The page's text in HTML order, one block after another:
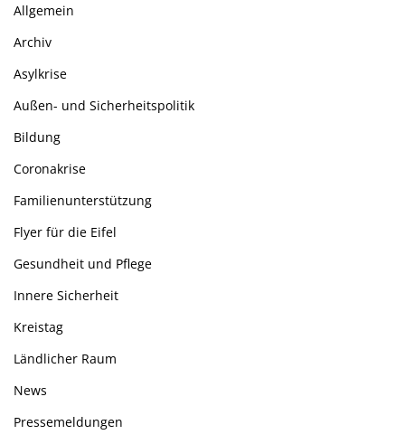
Allgemein
Archiv
Asylkrise
Außen- und Sicherheitspolitik
Bildung
Coronakrise
Familienunterstützung
Flyer für die Eifel
Gesundheit und Pflege
Innere Sicherheit
Kreistag
Ländlicher Raum
News
Pressemeldungen